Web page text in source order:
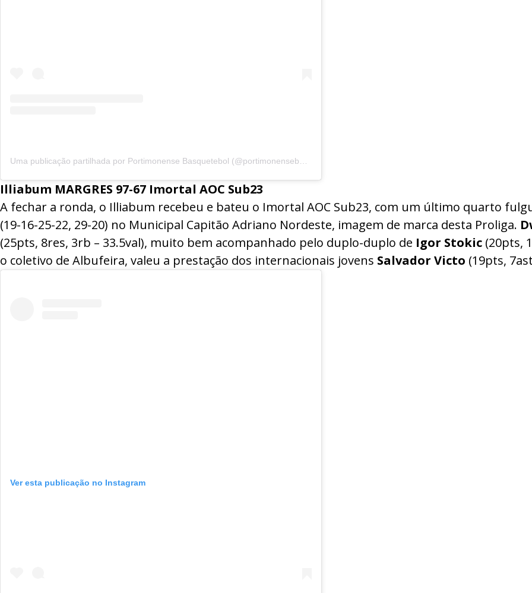
Illiabum MARGRES 97-67 Imortal AOC Sub23
A fechar a ronda, o Illiabum recebeu e bateu o Imortal AOC Sub23, com um último quarto
(19-16-25-22, 29-20) no Municipal Capitão Adriano Nordeste, imagem de marca desta Proliga.
(25pts, 8res, 3rb – 33.5val), muito bem acompanhado pelo duplo-duplo de Igor Stokic (20pts,
o coletivo de Albufeira, valeu a prestação dos internacionais jovens Salvador Victo (19pts,
Ver esta publicação no Instagram